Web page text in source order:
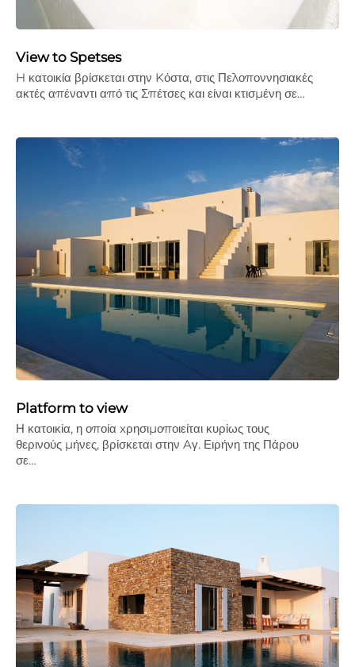
View to Spetses
H κατοικία βρίσκεται στην Kόστα, στις Πελοποννησιακές
ακτές απέναντι από τις Σπέτσες και είναι κτισμένη σε…
Platform to view
Η κατοικία, η οποία xρησιµοποιείται κυρίως τους
θερινούς µήνες, βρίσκεται στην Aγ. Ειρήνη της Πάρου
σε…